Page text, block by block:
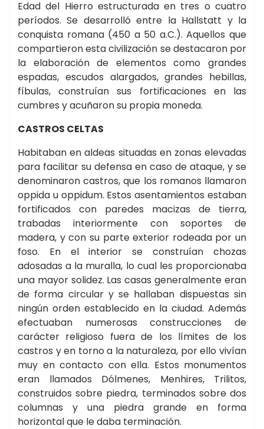
Edad del Hierro estructurada en tres o cuatro
períodos. Se desarrolló entre la Hallstatt y la
conquista romana (450 a 50 a.C.). Aquellos que
compartieron esta civilización se destacaron por
la elaboración de elementos como grandes
espadas, escudos alargados, grandes hebillas,
fíbulas, construían sus fortificaciones en las
cumbres y acuñaron su propia moneda.
CASTROS CELTAS
Habitaban en aldeas situadas en zonas elevadas
para facilitar su defensa en caso de ataque, y se
denominaron castros, que los romanos llamaron
oppida u oppidum. Estos asentamientos estaban
fortificados con paredes macizas de tierra,
trabadas interiormente con soportes de
madera, y con su parte exterior rodeada por un
foso. En el interior se construían chozas
adosadas a la muralla, lo cual les proporcionaba
una mayor solidez. Las casas generalmente eran
de forma circular y se hallaban dispuestas sin
ningún orden establecido en la ciudad. Además
efectuaban numerosas construcciones de
carácter religioso fuera de los límites de los
castros y en torno a la naturaleza, por ello vivían
muy en contacto con ella. Estos monumentos
eran llamados Dólmenes, Menhires, Trilitos,
construidos sobre piedra, terminados sobre dos
columnas y una piedra grande en forma
horizontal que le daba terminación.